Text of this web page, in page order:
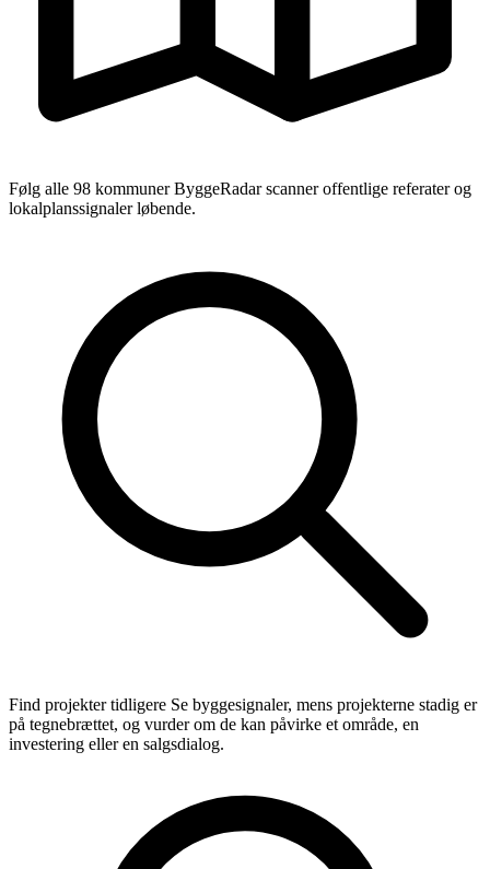
Følg alle 98 kommuner ByggeRadar scanner offentlige referater og
lokalplanssignaler løbende.
Find projekter tidligere Se byggesignaler, mens projekterne stadig er
på tegnebrættet, og vurder om de kan påvirke et område, en
investering eller en salgsdialog.